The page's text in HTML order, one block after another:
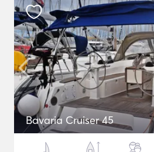
Bavaria Cruiser 45